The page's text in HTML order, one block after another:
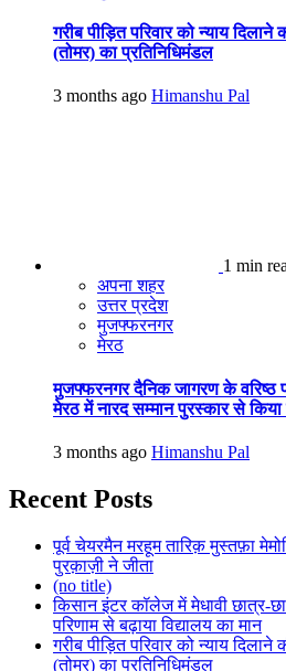
गरीब पीड़ित परिवार को न्याय
(तोमर) का प्रतिनिधिमंडल
3 months ago Himanshu Pal
1 min
अपना शहर
उत्तर प्रदेश
मुजफ्फरनगर
मेरठ
मुजफ्फरनगर दैनिक जागरण के वरिष्ठ
मेरठ में नारद सम्मान पुरस्कार से किया
3 months ago Himanshu Pal
Recent Posts
पूर्व चेयरमैन मरहूम तारिक़ मुस्तफ़ा
पुरक़ाज़ी ने जीता
(no title)
किसान इंटर कॉलेज में मेधावी छात्र-
परिणाम से बढ़ाया विद्यालय का मान
गरीब पीड़ित परिवार को न्याय
(तोमर) का प्रतिनिधिमंडल